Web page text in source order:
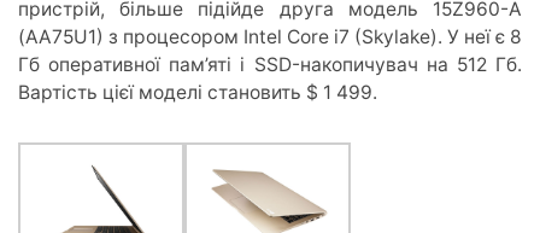
пристрій, більше підійде друга модель 15Z960-A
(AA75U1) з процесором Intel Core i7 (Skylake). У неї є 8
Гб оперативної пам’яті і SSD-накопичувач на 512 Гб.
Вартість цієї моделі становить $ 1 499.